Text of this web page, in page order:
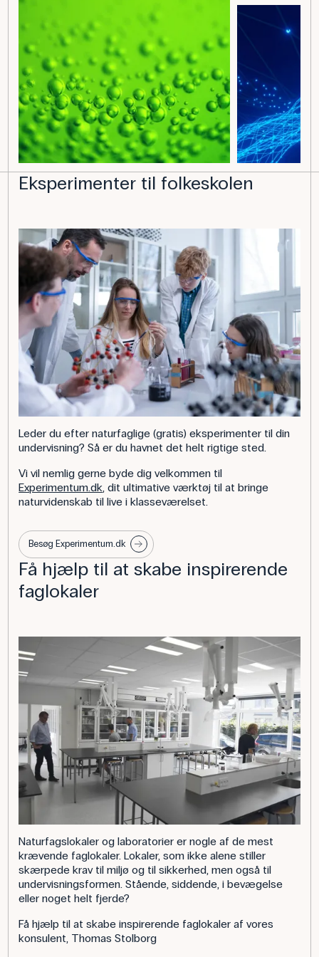
Eksperimenter til folkeskolen
Leder du efter naturfaglige (gratis) eksperimenter til din
undervisning? Så er du havnet det helt rigtige sted.
Vi vil nemlig gerne byde dig velkommen til
Experimentum.dk , dit ultimative værktøj til at bringe
naturvidenskab til live i klasseværelset.
Besøg Experimentum.dk
Få hjælp til at skabe inspirerende
faglokaler
Naturfagslokaler og laboratorier er nogle af de mest
krævende faglokaler. Lokaler, som ikke alene stiller
skærpede krav til miljø og til sikkerhed, men også til
undervisningsformen. Stående, siddende, i bevægelse
eller noget helt fjerde?
Få hjælp til at skabe inspirerende faglokaler af vores
konsulent, Thomas Stolborg